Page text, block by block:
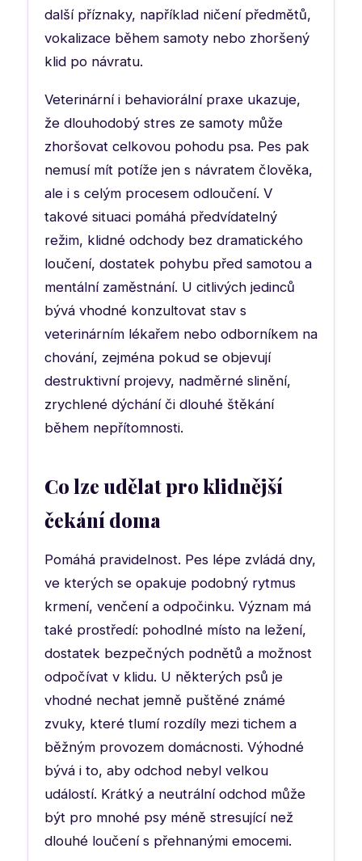
další příznaky, například ničení předmětů,
vokalizace během samoty nebo zhoršený
klid po návratu.
Veterinární i behaviorální praxe ukazuje,
že dlouhodobý stres ze samoty může
zhoršovat celkovou pohodu psa. Pes pak
nemusí mít potíže jen s návratem člověka,
ale i s celým procesem odloučení. V
takové situaci pomáhá předvídatelný
režim, klidné odchody bez dramatického
loučení, dostatek pohybu před samotou a
mentální zaměstnání. U citlivých jedinců
bývá vhodné konzultovat stav s
veterinárním lékařem nebo odborníkem na
chování, zejména pokud se objevují
destruktivní projevy, nadměrné slinění,
zrychlené dýchání či dlouhé štěkání
během nepřítomnosti.
Co lze udělat pro klidnější
čekání doma
Pomáhá pravidelnost. Pes lépe zvládá dny,
ve kterých se opakuje podobný rytmus
krmení, venčení a odpočinku. Význam má
také prostředí: pohodlné místo na ležení,
dostatek bezpečných podnětů a možnost
odpočívat v klidu. U některých psů je
vhodné nechat jemně puštěné známé
zvuky, které tlumí rozdíly mezi tichem a
běžným provozem domácnosti. Výhodné
bývá i to, aby odchod nebyl velkou
událostí. Krátký a neutrální odchod může
být pro mnohé psy méně stresující než
dlouhé loučení s přehnanými emocemi.